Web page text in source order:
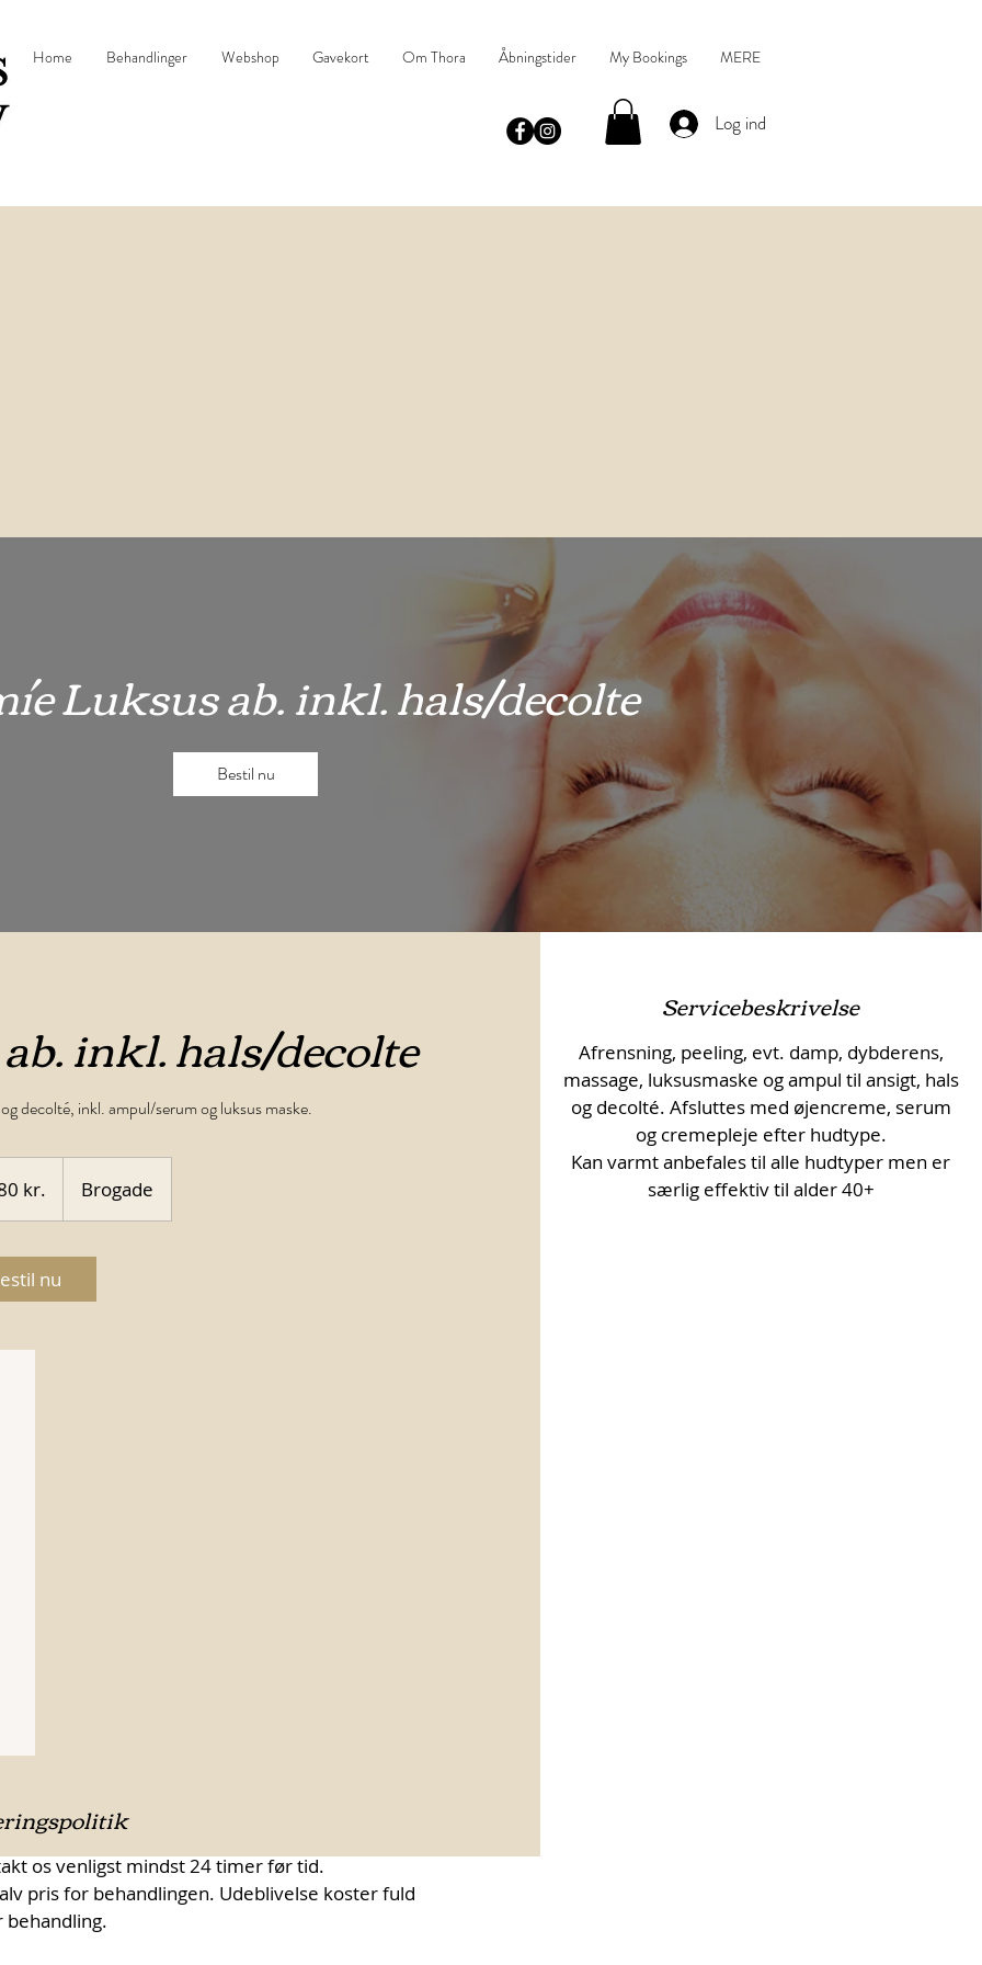
Home Behandlinger Webshop Gavekort Om Thora Åbningstider My Bookings MERE
Log ind
Luksus ab. inkl. hals/decolte
Bestil nu
inkl. hals/decolte
decolté, inkl. ampul/serum og luksus maske.
kr. Brogade
nu
os venligst mindst 24 timer før tid.
pris for behandlingen. Udeblivelse koster fuld
behandling.
Servicebeskrivelse
Afrensning, peeling, evt. damp, dybderens,
massage, luksusmaske og ampul til ansigt, hals
og decolté. Afsluttes med øjencreme, serum
og cremepleje efter hudtype.
Kan varmt anbefales til alle hudtyper men er
særlig effektiv til alder 40+